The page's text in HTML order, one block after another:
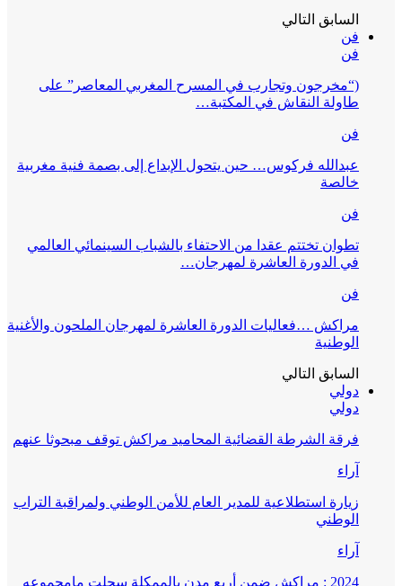
السابق التالي
فن
فن
(“مخرجون وتجارب في المسرح المغربي المعاصر” على
طاولة النقاش في المكتبة…
فن
عبدالله فركوس… حين يتحول الإبداع إلى بصمة فنية مغربية
خالصة
فن
تطوان تختتم عقدا من الاحتفاء بالشباب السينمائي العالمي
في الدورة العاشرة لمهرجان…
فن
مراكش …فعاليات الدورة العاشرة لمهرجان الملحون والأغنية
الوطنية
السابق التالي
دولي
دولي
فرقة الشرطة القضائية المحاميد مراكش توقف مبحوثا عنهم
آراء
زيارة استطلاعية للمدير العام للأمن الوطني ولمراقبة التراب
الوطني
آراء
2024 : مراكش ضمن أربع مدن بالممكلة سجلت مامجموعه